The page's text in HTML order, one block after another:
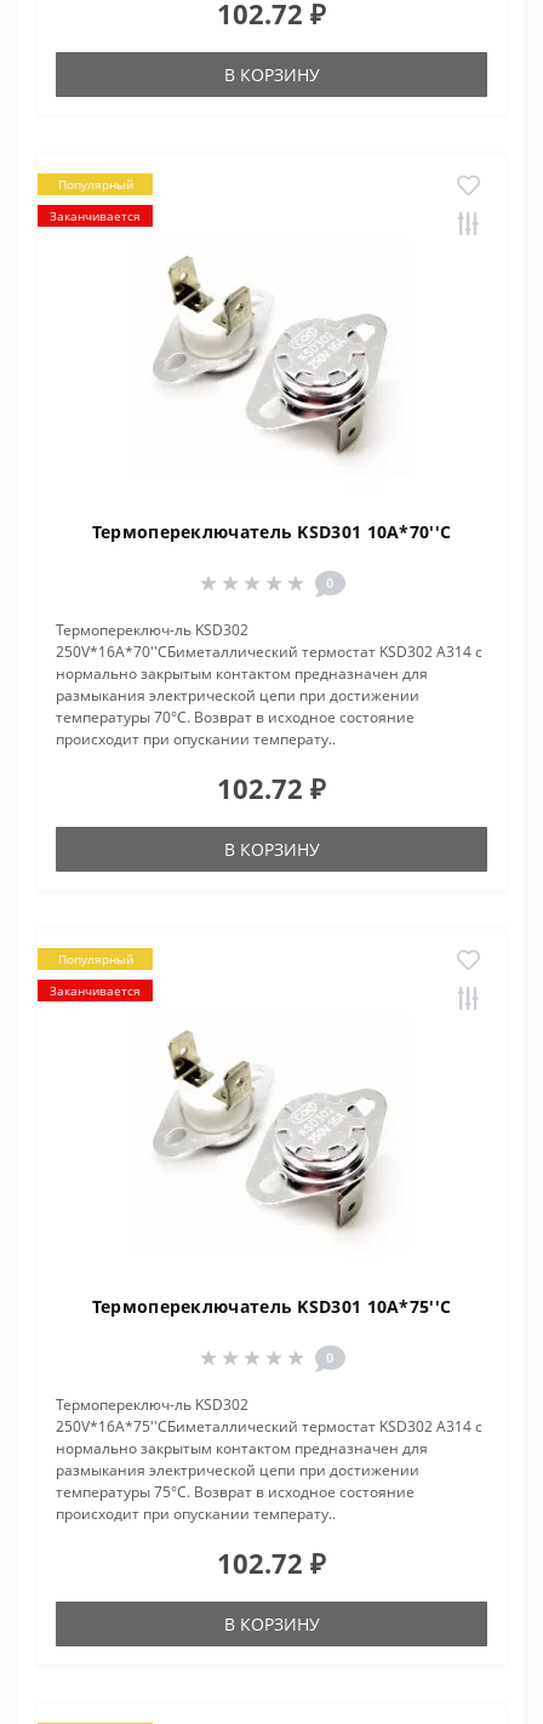
102.72 ₽
В КОРЗИНУ
Популярный
Заканчивается
Термопереключатель KSD301 10A*70''C
0
Термопереключ-ль KSD302
250V*16A*70''CБиметаллический термостат KSD302 A314 с
нормально закрытым контактом предназначен для
размыкания электрической цепи при достижении
температуры 70°С. Возврат в исходное состояние
происходит при опускании температу..
102.72 ₽
В КОРЗИНУ
Популярный
Заканчивается
Термопереключатель KSD301 10A*75''C
0
Термопереключ-ль KSD302
250V*16A*75''CБиметаллический термостат KSD302 A314 с
нормально закрытым контактом предназначен для
размыкания электрической цепи при достижении
температуры 75°С. Возврат в исходное состояние
происходит при опускании температу..
102.72 ₽
В КОРЗИНУ